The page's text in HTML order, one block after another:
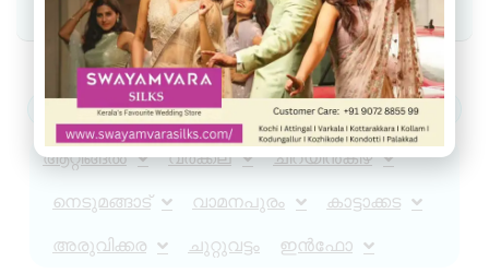
ആറ്റിങ്ങൽ വർക്കല ചിറയിൻകീഴ്
നെടുമങ്ങാട് വാമനപുരം കാട്ടാക്കട
അരുവിക്കര ചുറ്റുവട്ടം ഇൻഫോ